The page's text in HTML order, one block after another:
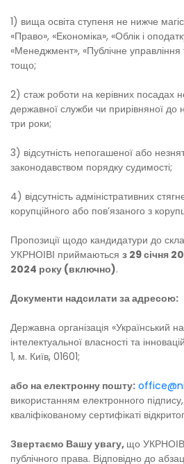
1) вища освіта ступеня не нижче
«Право», «Економіка», «Облік і
«Менеджмент», «Публічне управління
тощо;
2) стаж роботи на керівних посадах
державної служби чи прирівняної
три роки;
3) відсутність непогашеної або
законодавством порядку судимості;
4) відсутність адміністративних
корупційного або пов’язаного з
Пропозиції щодо кандидатури до
УКРНОІВІ приймаються з 29 січня
2024 року (включно).
Документи надсилати за адресою:
Державна організація «Український
інтелектуальної власності та
1, м. Київ, 01601;
або на електронну пошту:
використанням електронного
кваліфікованому сертифікаті
Звертаємо Вашу увагу, що
публічного права. Відповідно до